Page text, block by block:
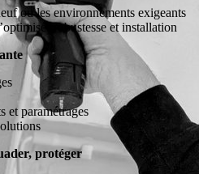
ou les environnements exigeants
robustesse et installation
et paramétrages
protéger